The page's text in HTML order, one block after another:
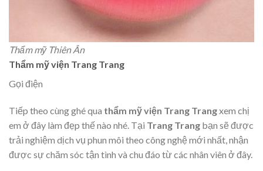
Thẩm mỹ Thiên Ân
Thẩm mỹ viện Trang Trang
Gọi điện
Tiếp theo cùng ghé qua thẩm mỹ viện Trang Trangxem chị
em ở đây làm đẹp thế nào nhé. Tại Trang Trang bạn sẽ được
trải nghiệm dịch vụ phun môi theo công nghệ mới nhất, nhận
được sự chăm sóc tận tình và chu đáo từ các nhân viên ở đây.